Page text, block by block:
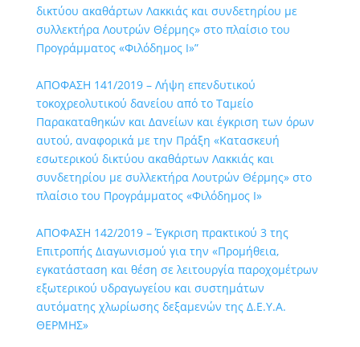
δικτύου ακαθάρτων Λακκιάς και συνδετηρίου με
συλλεκτήρα Λουτρών Θέρμης» στο πλαίσιο του
Προγράμματος «Φιλόδημος I»”
ΑΠΟΦΑΣΗ 141/2019 – Λήψη επενδυτικού
τοκοχρεολυτικού δανείου από το Ταμείο
Παρακαταθηκών και Δανείων και έγκριση των όρων
αυτού, αναφορικά με την Πράξη «Κατασκευή
εσωτερικού δικτύου ακαθάρτων Λακκιάς και
συνδετηρίου με συλλεκτήρα Λουτρών Θέρμης» στο
πλαίσιο του Προγράμματος «Φιλόδημος I»
ΑΠΟΦΑΣΗ 142/2019 – Έγκριση πρακτικού 3 της
Επιτροπής Διαγωνισμού για την «Προμήθεια,
εγκατάσταση και θέση σε λειτουργία παροχομέτρων
εξωτερικού υδραγωγείου και συστημάτων
αυτόματης χλωρίωσης δεξαμενών της Δ.Ε.Υ.Α.
ΘΕΡΜΗΣ»